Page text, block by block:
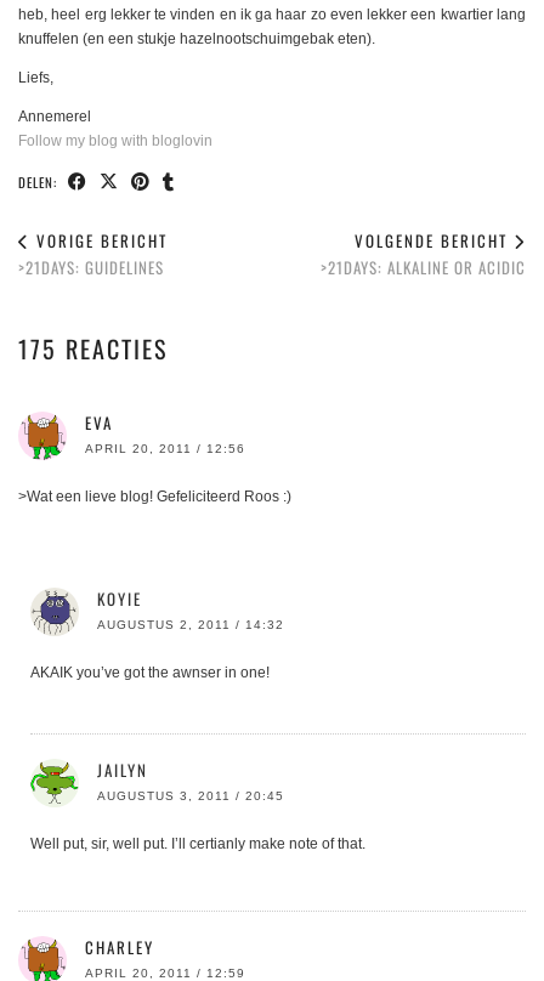
heb, heel erg lekker te vinden en ik ga haar zo even lekker een kwartier lang
knuffelen (en een stukje hazelnootschuimgebak eten).
Liefs,
Annemerel
Follow my blog with bloglovin
DELEN:
VORIGE BERICHT
>21DAYS: GUIDELINES
VOLGENDE BERICHT
>21DAYS: ALKALINE OR ACIDIC
175 REACTIES
EVA
APRIL 20, 2011 / 12:56
>Wat een lieve blog! Gefeliciteerd Roos :)
KOYIE
AUGUSTUS 2, 2011 / 14:32
AKAIK you’ve got the awnser in one!
JAILYN
AUGUSTUS 3, 2011 / 20:45
Well put, sir, well put. I’ll certianly make note of that.
CHARLEY
APRIL 20, 2011 / 12:59